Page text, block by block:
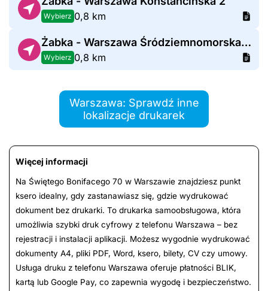
Wybierz 0,8 km
Żabka - Warszawa Śródziemnomorska 41
Wybierz 0,8 km
Warszawa: Sprawdź inne
lokalizacje drukarek
Więcej informacji
Na Świętego Bonifacego 70 w Warszawie znajdziesz punkt
ksero idealny, gdy zastanawiasz się, gdzie wydrukować
dokument bez drukarki. To drukarka samoobsługowa, która
umożliwia szybki druk cyfrowy z telefonu Warszawa – bez
rejestracji i instalacji aplikacji. Możesz wygodnie wydrukować
dokumenty A4, pliki PDF, Word, ksero, bilety, CV czy umowy.
Usługa druku z telefonu Warszawa oferuje płatności BLIK,
kartą lub Google Pay, co zapewnia wygodę i bezpieczeństwo.